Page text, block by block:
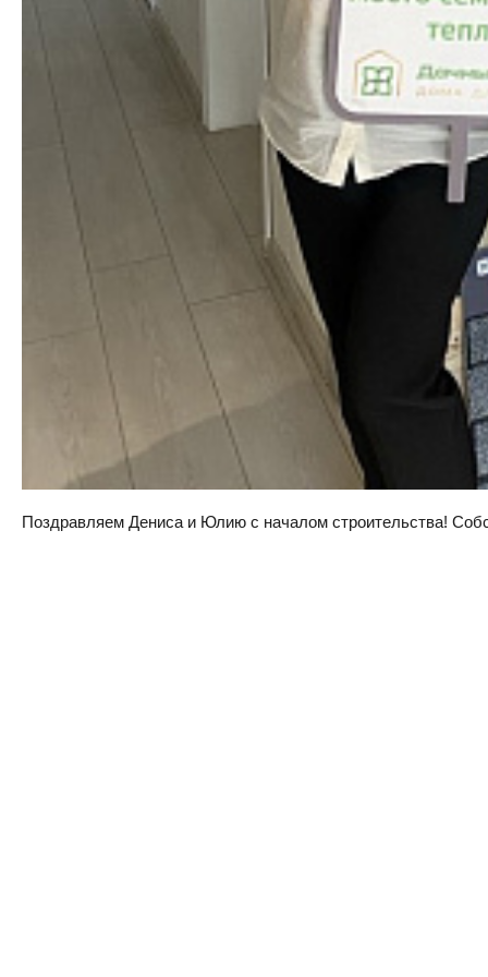
Поздравляем Дениса и Юлию с началом строительства!